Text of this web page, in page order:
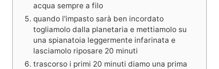
acqua sempre a filo
quando l'impasto sarà ben incordato
togliamolo dalla planetaria e mettiamolo su
una spianatoia leggermente infarinata e
lasciamolo riposare 20 minuti
trascorso i primi 20 minuti diamo una prima